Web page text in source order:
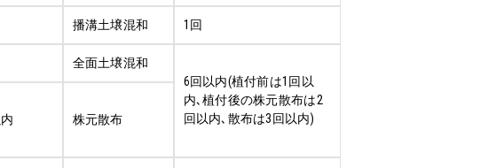
播溝土壌混和 1回
全面土壌混和
6回以内(植付前は1回以
内､植付後の株元散布は2
回以内､散布は3回以内)
株元散布